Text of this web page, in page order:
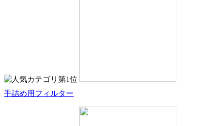
手詰め用フィルター